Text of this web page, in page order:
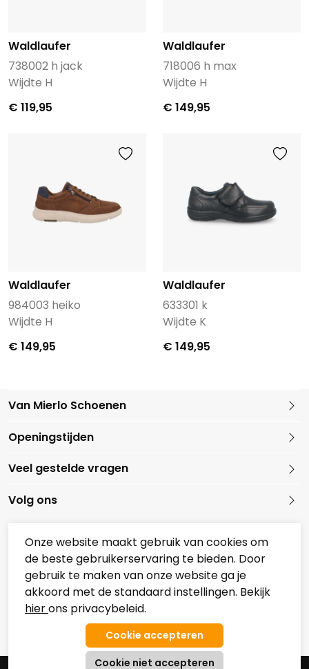
Waldlaufer
738002 h jack
Wijdte H
€ 119,95
Waldlaufer
718006 h max
Wijdte H
€ 149,95
Waldlaufer
984003 heiko
Wijdte H
€ 149,95
Waldlaufer
633301 k
Wijdte K
€ 149,95
Van Mierlo Schoenen
Openingstijden
Overzicht Koopzondagen
Veel gestelde vragen
Volg ons
Onze partners
Onze website maakt gebruik van cookies om
de beste gebruikerservaring te bieden. Door
gebruik te maken van onze website ga je
akkoord met de standaard instellingen. Bekijk
hierons privacybeleid.